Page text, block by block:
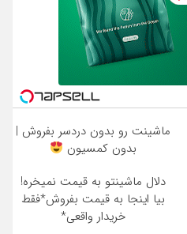
ماشینت رو بدون دردسر بفروش |
بدون کمسیون
دلال ماشینتو به قیمت نمیخره!
بیا اینجا به قیمت بفروش*فقط
خریدار واقعی*